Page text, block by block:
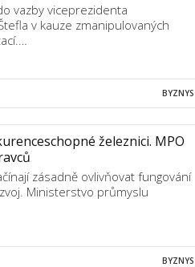
vazby viceprezidenta
v kauze zmanipulovaných
BYZNYS
železnici. MPO
zásadně ovlivňovat fungování
Ministerstvo průmyslu
BYZNYS